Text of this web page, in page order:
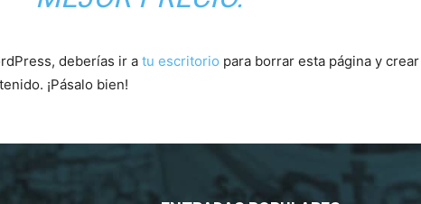
deberías ir a tu escritorio para borrar esta página y crear
¡Pásalo bien!